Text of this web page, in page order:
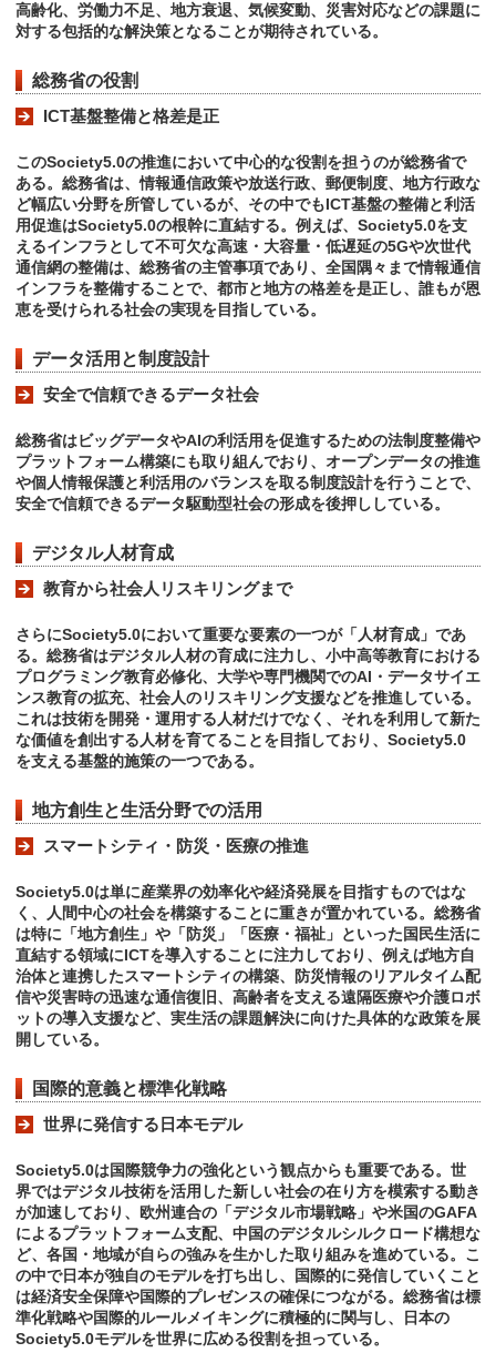
高齢化、労働力不足、地方衰退、気候変動、災害対応などの課題に
対する包括的な解決策となることが期待されている。
総務省の役割
ICT基盤整備と格差是正
このSociety5.0の推進において中心的な役割を担うのが総務省で
ある。総務省は、情報通信政策や放送行政、郵便制度、地方行政な
ど幅広い分野を所管しているが、その中でもICT基盤の整備と利活
用促進はSociety5.0の根幹に直結する。例えば、Society5.0を支
えるインフラとして不可欠な高速・大容量・低遅延の5Gや次世代
通信網の整備は、総務省の主管事項であり、全国隅々まで情報通信
インフラを整備することで、都市と地方の格差を是正し、誰もが恩
恵を受けられる社会の実現を目指している。
データ活用と制度設計
安全で信頼できるデータ社会
総務省はビッグデータやAIの利活用を促進するための法制度整備や
プラットフォーム構築にも取り組んでおり、オープンデータの推進
や個人情報保護と利活用のバランスを取る制度設計を行うことで、
安全で信頼できるデータ駆動型社会の形成を後押ししている。
デジタル人材育成
教育から社会人リスキリングまで
さらにSociety5.0において重要な要素の一つが「人材育成」であ
る。総務省はデジタル人材の育成に注力し、小中高等教育における
プログラミング教育必修化、大学や専門機関でのAI・データサイエ
ンス教育の拡充、社会人のリスキリング支援などを推進している。
これは技術を開発・運用する人材だけでなく、それを利用して新た
な価値を創出する人材を育てることを目指しており、Society5.0
を支える基盤的施策の一つである。
地方創生と生活分野での活用
スマートシティ・防災・医療の推進
Society5.0は単に産業界の効率化や経済発展を目指すものではな
く、人間中心の社会を構築することに重きが置かれている。総務省
は特に「地方創生」や「防災」「医療・福祉」といった国民生活に
直結する領域にICTを導入することに注力しており、例えば地方自
治体と連携したスマートシティの構築、防災情報のリアルタイム配
信や災害時の迅速な通信復旧、高齢者を支える遠隔医療や介護ロボ
ットの導入支援など、実生活の課題解決に向けた具体的な政策を展
開している。
国際的意義と標準化戦略
世界に発信する日本モデル
Society5.0は国際競争力の強化という観点からも重要である。世
界ではデジタル技術を活用した新しい社会の在り方を模索する動き
が加速しており、欧州連合の「デジタル市場戦略」や米国のGAFA
によるプラットフォーム支配、中国のデジタルシルクロード構想な
ど、各国・地域が自らの強みを生かした取り組みを進めている。こ
の中で日本が独自のモデルを打ち出し、国際的に発信していくこと
は経済安全保障や国際的プレゼンスの確保につながる。総務省は標
準化戦略や国際的ルールメイキングに積極的に関与し、日本の
Society5.0モデルを世界に広める役割を担っている。